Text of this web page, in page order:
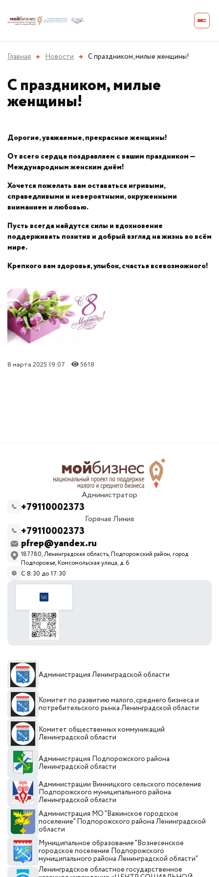
Главная → Новости → С праздником, милые женщины!
С праздником, милые
женщины!
Дорогие, уважаемые, прекрасные женщины!
От всего сердца поздравляем с вашим праздником —
Международным женским днём!
Хочется пожелать вам оставаться игривыми,
справедливыми и невероятными, окруженными
вниманием и любовью.
Пусть всегда найдутся силы и вдохновение
поддерживать позитив и добрый взгляд на жизнь во всём
мире.
Крепкого вам здоровья, улыбок, счастья всевозможного!
8 марта 2025 19:07 5618
Администратор
+79110002373
Горячая Линия
+79110002373
pfrep@yandex.ru
187780, Ленинградская область, Подпорожский район, город
Подпорожье, Комсомольская улица, д. 6
С 8:30 до 17:30
Администрация Ленинградской области
Комитет по развитию малого, среднего бизнеса и
потребительского рынка Ленинградской области
Комитет общественных коммуникаций
Ленинградской области
Администрация Подпорожского района
Ленинградской области
Администрации Винницкого сельского поселения
Подпорожского муниципального района
Ленинградской области
Администрация МО "Важинское городское
поселение" Подпорожского района Ленинградской
области
Муниципальное образование "Вознесенское
городское поселение Подпорожского
муниципального района Ленинградской области"
Ленинградское областное государственное